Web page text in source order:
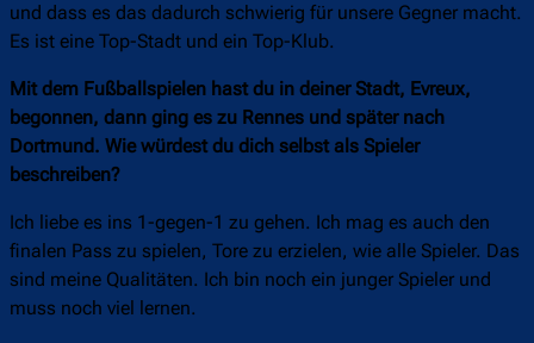
und dass es das dadurch schwierig für unsere Gegner macht.
Es ist eine Top-Stadt und ein Top-Klub.
Mit dem Fußballspielen hast du in deiner Stadt, Evreux,
begonnen, dann ging es zu Rennes und später nach
Dortmund. Wie würdest du dich selbst als Spieler
beschreiben?
Ich liebe es ins 1-gegen-1 zu gehen. Ich mag es auch den
finalen Pass zu spielen, Tore zu erzielen, wie alle Spieler. Das
sind meine Qualitäten. Ich bin noch ein junger Spieler und
muss noch viel lernen.